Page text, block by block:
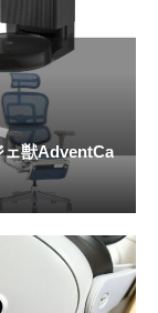
ェ獣AdventCa